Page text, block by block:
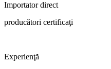
Importator direct
producători certificaţi
Experienţă